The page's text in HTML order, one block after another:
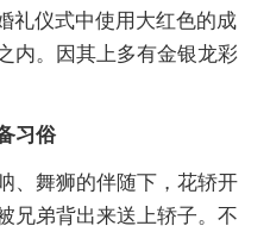
礼仪式中使用大红色的成
内。因其上多有金银龙彩
习俗
舞狮的伴随下，花轿开
兄弟背出来送上轿子。不